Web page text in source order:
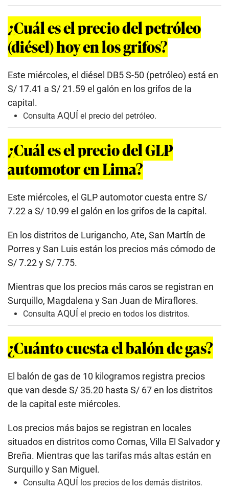
¿Cuál es el precio del petróleo
(diésel) hoy en los grifos?
Este miércoles, el diésel DB5 S-50 (petróleo) está en
S/ 17.41 a S/ 21.59 el galón en los grifos de la
capital.
Consulta AQUÍ el precio del petróleo.
¿Cuál es el precio del GLP
automotor en Lima?
Este miércoles, el GLP automotor cuesta entre S/
7.22 a S/ 10.99 el galón en los grifos de la capital.
En los distritos de Lurigancho, Ate, San Martín de
Porres y San Luis están los precios más cómodo de
S/ 7.22 y S/ 7.75.
Mientras que los precios más caros se registran en
Surquillo, Magdalena y San Juan de Miraflores.
Consulta AQUÍ el precio en todos los distritos.
¿Cuánto cuesta el balón de gas?
El balón de gas de 10 kilogramos registra precios
que van desde S/ 35.20 hasta S/ 67 en los distritos
de la capital este miércoles.
Los precios más bajos se registran en locales
situados en distritos como Comas, Villa El Salvador y
Breña. Mientras que las tarifas más altas están en
Surquillo y San Miguel.
Consulta AQUÍ los precios de los demás distritos.